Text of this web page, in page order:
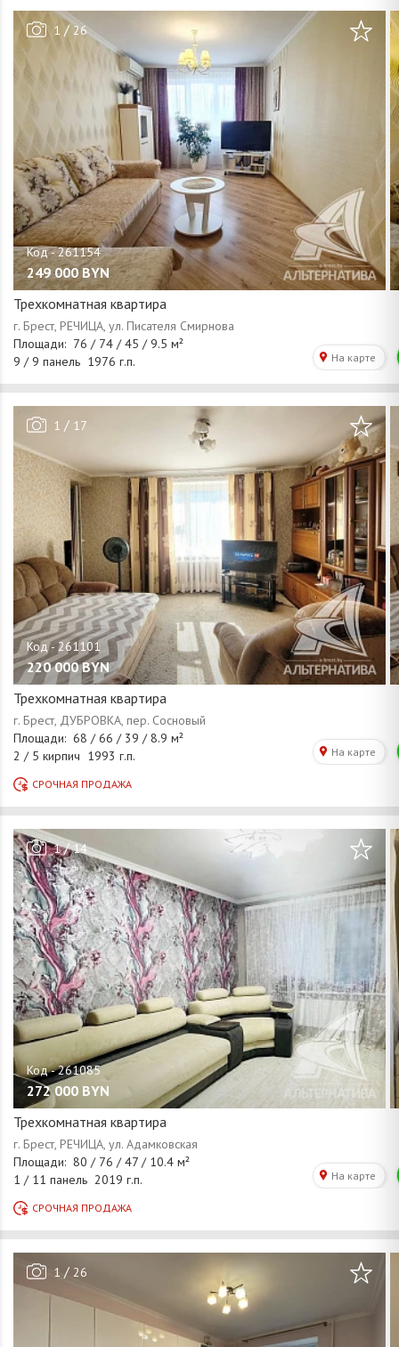
1 /26
249 000 BYN
Трехкомнатная квартира
1 / 17
220 000 BYN
Трехкомнатная квартира
1/14
272 000 BYN
Трехкомнатная квартира
1 / 26